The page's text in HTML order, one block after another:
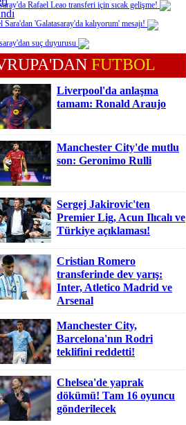
Rafael Leao transferi için sıcak gelişme!
Sara'dan 'Galatasaray'da kalıyorum' mesajı!
suç duyurusu
FUTBOL
Liverpool'da anlaşma
tamam: Ronald Araujo
Manchester City'de mutlu
son: Geronimo Rulli
Sergej Jakirovic'ten
Premier Lig, Acun Ilıcalı ve
Türkiye açıklaması!
Cristian Romero
transferinde dev yarış:
Inter, Atletico Madrid ve
Arsenal
Manchester City,
Barcelona'nın Rodri
teklifini reddetti!
Chelsea'de yaprak
dökümü! Tam 16 oyuncu
gönderilecek